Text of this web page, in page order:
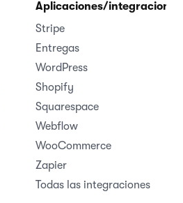
Aplicaciones/integraciones
Stripe
Entregas
WordPress
Shopify
Squarespace
Webflow
WooCommerce
Zapier
Todas las integraciones